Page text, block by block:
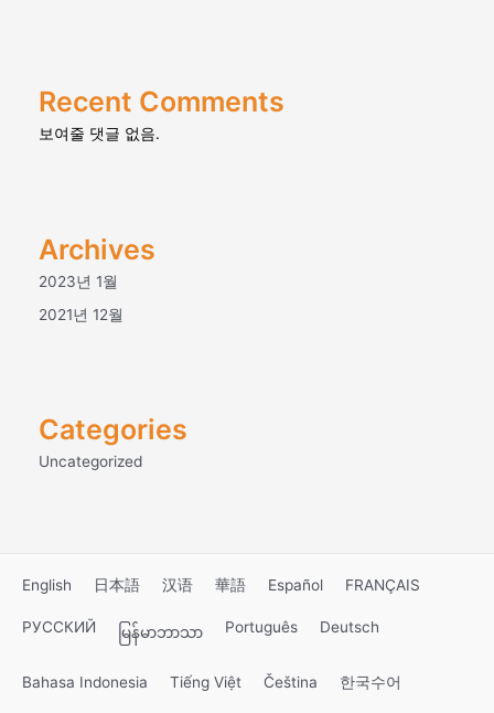
Recent Comments
보여줄 댓글 없음.
Archives
2023년 1월
2021년 12월
Categories
Uncategorized
English 日本語 汉语 華語 Español FRANÇAIS
РУССКИЙ မြန်မာဘာသာ Português Deutsch
Bahasa Indonesia Tiếng Việt Čeština 한국수어